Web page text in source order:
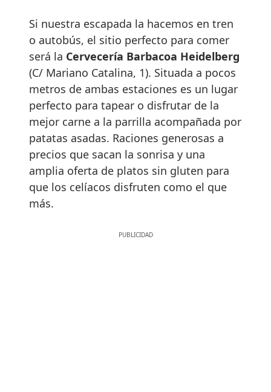
Si nuestra escapada la hacemos en tren
o autobús, el sitio perfecto para comer
será la Cervecería Barbacoa Heidelberg
(C/ Mariano Catalina, 1). Situada a pocos
metros de ambas estaciones es un lugar
perfecto para tapear o disfrutar de la
mejor carne a la parrilla acompañada por
patatas asadas. Raciones generosas a
precios que sacan la sonrisa y una
amplia oferta de platos sin gluten para
que los celíacos disfruten como el que
más.